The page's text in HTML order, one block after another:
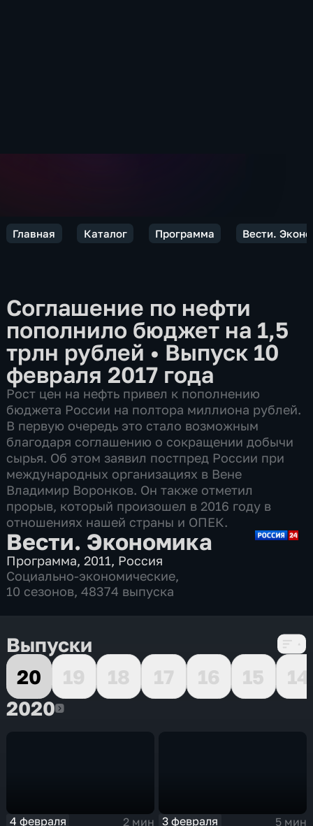
Главная Каталог Программа Вести.
Соглашение по нефти
пополнило бюджет на 1,5
трлн рублей • Выпуск 10
февраля 2017 года
Рост цен на нефть привел к пополнению
бюджета России на полтора миллиона рублей.
В первую очередь это стало возможным
благодаря соглашению о сокращении добычи
сырья. Об этом заявил постпред России при
международных организациях в Вене
Владимир Воронков. Он также отметил
прорыв, который произошел в 2016 году в
отношениях нашей страны и ОПЕК.
Вести. Экономика
Программа,2011, Россия
Социально-экономические,
10 сезонов, 48374 выпуска
Выпуски
20
19 18 17 16 15
14
20202020
4 февраля
2 мин
3 февраля
5 мин